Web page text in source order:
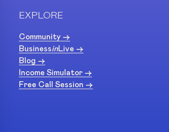
EXPLORE
Community ->
BusinessinLive ->
Blog ->
Income Simulator ->
Free Call Session ->